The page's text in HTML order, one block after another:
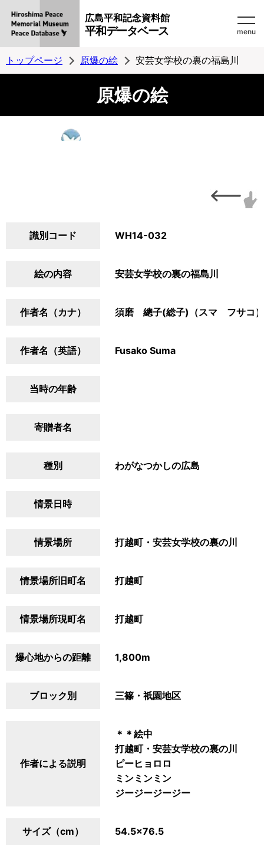
広島平和記念資料館
平和データベース menu
トップページ 原爆の絵 安芸女学校の裏の福島川
原爆の絵
識別コード WH14-032
絵の内容 安芸女学校の裏の福島川
作者名（カナ） 須磨 總子(総子)（スマ フサコ）
作者名（英語） Fusako Suma
当時の年齢
寄贈者名
種別 わがなつかしの広島
情景日時
情景場所 打越町・安芸女学校の裏の川
情景場所旧町名 打越町
情景場所現町名 打越町
爆心地からの距離 1,800m
ブロック別 三篠・祇園地区
作者による説明
＊＊絵中
打越町・安芸女学校の裏の川
ピーヒョロロ
ミンミンミン
ジージージージー
サイズ（cm） 54.5×76.5